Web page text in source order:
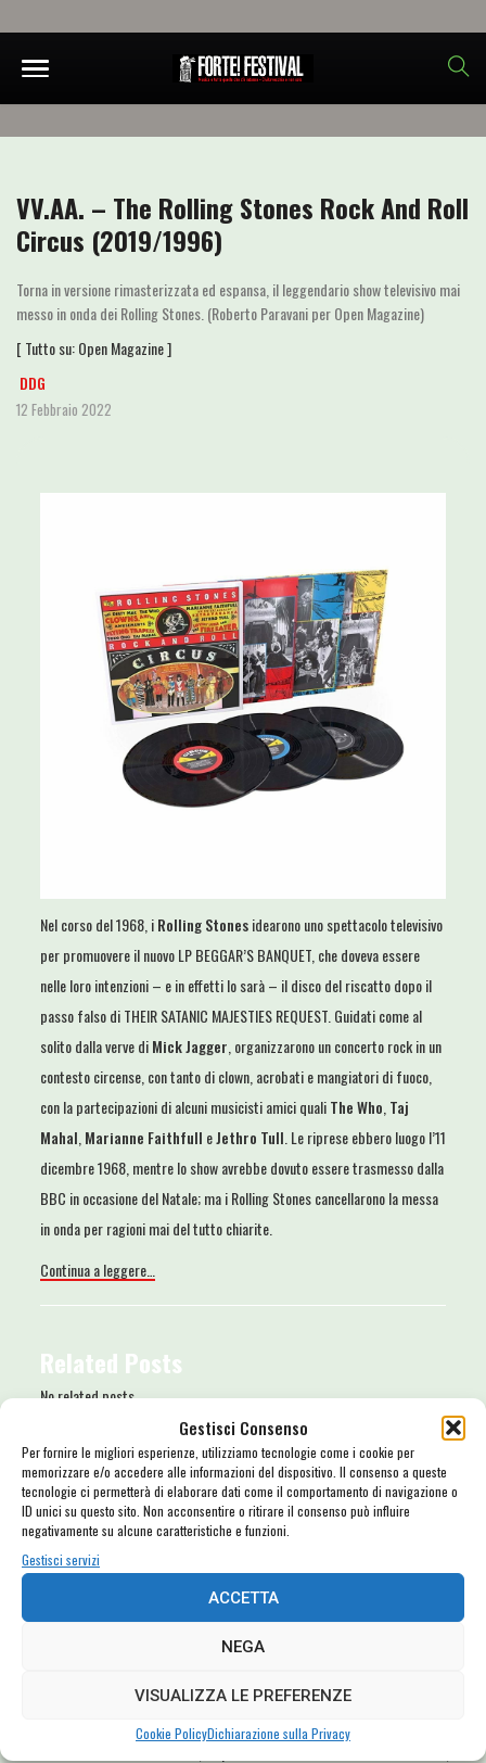
Gestisci Consenso
Per fornire le migliori esperienze, utilizziamo tecnologie come i cookie per
memorizzare e/o accedere alle informazioni del dispositivo. Il consenso a queste
tecnologie ci permetterà di elaborare dati come il comportamento di navigazione o
ID unici su questo sito. Non acconsentire o ritirare il consenso può influire
negativamente su alcune caratteristiche e funzioni.
Gestisci servizi
ACCETTA
NEGA
VISUALIZZA LE PREFERENZE
Cookie PolicyDichiarazione sulla Privacy
VV.AA. – The Rolling Stones Rock And Roll
Circus (2019/1996)
Torna in versione rimasterizzata ed espansa, il leggendario show televisivo mai
messo in onda dei Rolling Stones. (Roberto Paravani per Open Magazine)
[ Tutto su:Open Magazine]
DDG
12 Febbraio 2022
Nel corso del 1968, iRolling Stonesidearono uno spettacolo televisivo
per promuovere il nuovo LP BEGGAR’S BANQUET, che doveva essere
nelle loro intenzioni – e in effetti lo sarà – il disco del riscatto dopo il
passo falso di THEIR SATANIC MAJESTIES REQUEST. Guidati come al
solito dalla verve diMick Jagger , organizzarono un concerto rock in un
contesto circense, con tanto di clown, acrobati e mangiatori di fuoco,
con la partecipazioni di alcuni musicisti amici qualiThe Who Taj
Mahal Marianne Faithfull eJethro Tull . Le riprese ebbero luogo l’11
dicembre 1968, mentre lo show avrebbe dovuto essere trasmesso dalla
BBC in occasione del Natale; ma i Rolling Stones cancellarono la messa
in onda per ragioni mai del tutto chiarite.
Continua a leggere…
Related Posts
No related posts.
More : Rolling Stones
DDG